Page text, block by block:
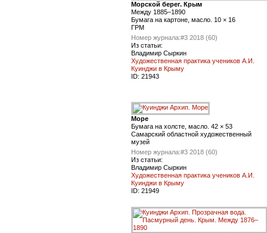
Морской берег. Крым
Между 1885–1890
Бумага на картоне, масло. 10 × 16
ГРМ
Номер журнала:#3 2018 (60)
Из статьи:
Владимир Сыркин
Художественная практика учеников А.И.
Куинджи в Крыму
ID: 21943
Море
Бумага на холсте, масло. 42 × 53
Самарский областной художественный
музей
Номер журнала:#3 2018 (60)
Из статьи:
Владимир Сыркин
Художественная практика учеников А.И.
Куинджи в Крыму
ID: 21949